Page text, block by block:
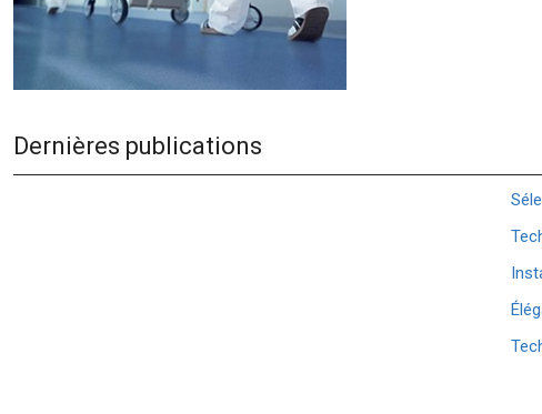
Dernières publications